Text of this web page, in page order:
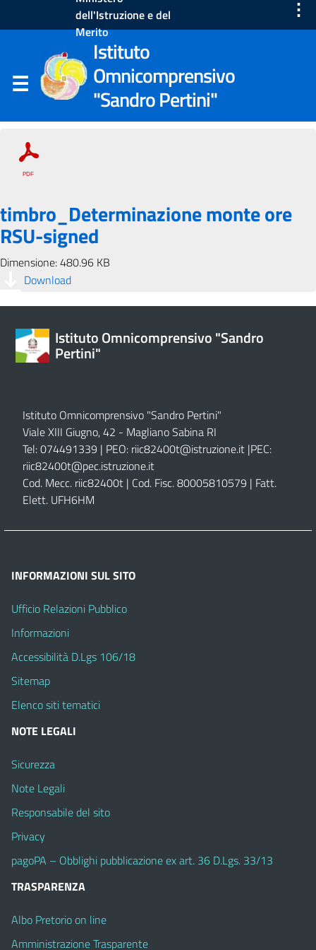
dell'Istruzione e del
Merito
⋮
Istituto
Omnicomprensivo
"Sandro Pertini"
timbro_Determinazione monte ore
RSU-signed
Dimensione: 480.96 KB
Download
Istituto Omnicomprensivo "Sandro
Pertini"
Istituto Omnicomprensivo "Sandro Pertini"
Viale XIII Giugno, 42 - Magliano Sabina RI
Tel: 074491339 | PEO: riic82400t@istruzione.it |PEC:
riic82400t@pec.istruzione.it
Cod. Mecc. riic82400t | Cod. Fisc. 80005810579 | Fatt.
Elett. UFH6HM
INFORMAZIONI SUL SITO
Ufficio Relazioni Pubblico
Informazioni
Accessibilità D.Lgs 106/18
Sitemap
Elenco siti tematici
NOTE LEGALI
Sicurezza
Note Legali
Responsabile del sito
Privacy
pagoPA – Obblighi pubblicazione ex art. 36 D.Lgs. 33/13
TRASPARENZA
Albo Pretorio on line
Amministrazione Trasparente